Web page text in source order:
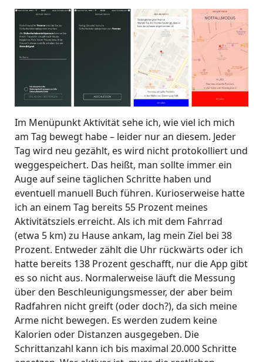
Im Menüpunkt Aktivität sehe ich, wie viel ich mich
am Tag bewegt habe – leider nur an diesem. Jeder
Tag wird neu gezählt, es wird nicht protokolliert und
weggespeichert. Das heißt, man sollte immer ein
Auge auf seine täglichen Schritte haben und
eventuell manuell Buch führen. Kurioserweise hatte
ich an einem Tag bereits 55 Prozent meines
Aktivitätsziels erreicht. Als ich mit dem Fahrrad
(etwa 5 km) zu Hause ankam, lag mein Ziel bei 38
Prozent. Entweder zählt die Uhr rückwärts oder ich
hatte bereits 138 Prozent geschafft, nur die App gibt
es so nicht aus. Normalerweise läuft die Messung
über den Beschleunigungsmesser, der aber beim
Radfahren nicht greift (oder doch?), da sich meine
Arme nicht bewegen. Es werden zudem keine
Kalorien oder Distanzen ausgegeben. Die
Schrittanzahl kann ich bis maximal 20.000 Schritte